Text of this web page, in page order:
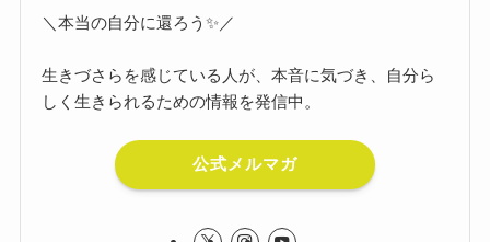
＼本当の自分に還ろう✨／
生きづさらを感じている人が、本音に気づき、自分ら
しく生きられるための情報を発信中。
公式メルマガ